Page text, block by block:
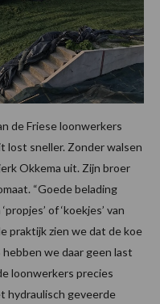
de Friese loonwerkers
lost sneller. Zonder walsen
Okkema uit. Zijn broer
“Goede belading
of ‘koekjes’ van
praktijk zien we dat de koe
we daar geen last
loonwerkers precies
hydraulisch geveerde